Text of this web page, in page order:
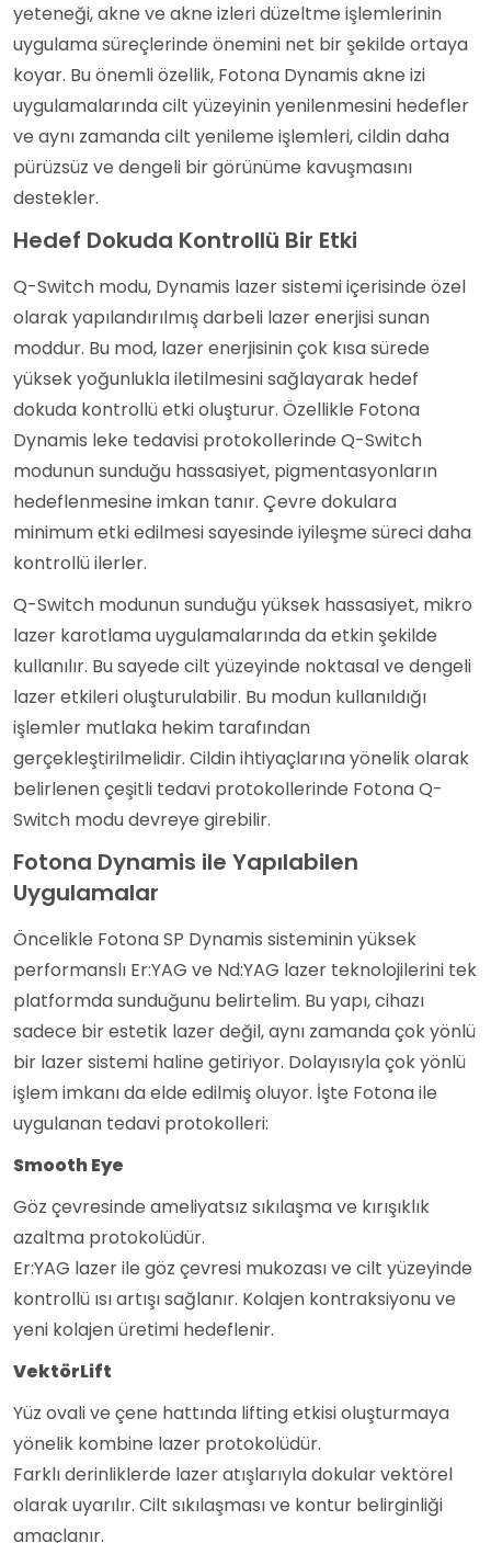
yeteneği, akne ve akne izleri düzeltme işlemlerinin
uygulama süreçlerinde önemini net bir şekilde ortaya
koyar. Bu önemli özellik, Fotona Dynamis akne izi
uygulamalarında cilt yüzeyinin yenilenmesini hedefler
ve aynı zamanda cilt yenileme işlemleri, cildin daha
pürüzsüz ve dengeli bir görünüme kavuşmasını
destekler.
Hedef Dokuda Kontrollü Bir Etki
Q-Switch modu, Dynamis lazer sistemi içerisinde özel
olarak yapılandırılmış darbeli lazer enerjisi sunan
moddur. Bu mod, lazer enerjisinin çok kısa sürede
yüksek yoğunlukla iletilmesini sağlayarak hedef
dokuda kontrollü etki oluşturur. Özellikle Fotona
Dynamis leke tedavisi protokollerinde Q-Switch
modunun sunduğu hassasiyet, pigmentasyonların
hedeflenmesine imkan tanır. Çevre dokulara
minimum etki edilmesi sayesinde iyileşme süreci daha
kontrollü ilerler.
Q-Switch modunun sunduğu yüksek hassasiyet, mikro
lazer karotlama uygulamalarında da etkin şekilde
kullanılır. Bu sayede cilt yüzeyinde noktasal ve dengeli
lazer etkileri oluşturulabilir. Bu modun kullanıldığı
işlemler mutlaka hekim tarafından
gerçekleştirilmelidir. Cildin ihtiyaçlarına yönelik olarak
belirlenen çeşitli tedavi protokollerinde Fotona Q-
Switch modu devreye girebilir.
Fotona Dynamis ile Yapılabilen
Uygulamalar
Öncelikle Fotona SP Dynamis sisteminin yüksek
performanslı Er:YAG ve Nd:YAG lazer teknolojilerini tek
platformda sunduğunu belirtelim. Bu yapı, cihazı
sadece bir estetik lazer değil, aynı zamanda çok yönlü
bir lazer sistemi haline getiriyor. Dolayısıyla çok yönlü
işlem imkanı da elde edilmiş oluyor. İşte Fotona ile
uygulanan tedavi protokolleri:
Smooth Eye
Göz çevresinde ameliyatsız sıkılaşma ve kırışıklık
azaltma protokolüdür.
Er:YAG lazer ile göz çevresi mukozası ve cilt yüzeyinde
kontrollü ısı artışı sağlanır. Kolajen kontraksiyonu ve
yeni kolajen üretimi hedeflenir.
VektörLift
Yüz ovali ve çene hattında lifting etkisi oluşturmaya
yönelik kombine lazer protokolüdür.
Farklı derinliklerde lazer atışlarıyla dokular vektörel
olarak uyarılır. Cilt sıkılaşması ve kontur belirginliği
amaçlanır.